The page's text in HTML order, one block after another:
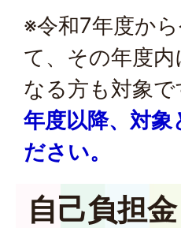
※令和7年度か
て、その年度
なる方も対象で
年度以降、対
ださい。
自己負担